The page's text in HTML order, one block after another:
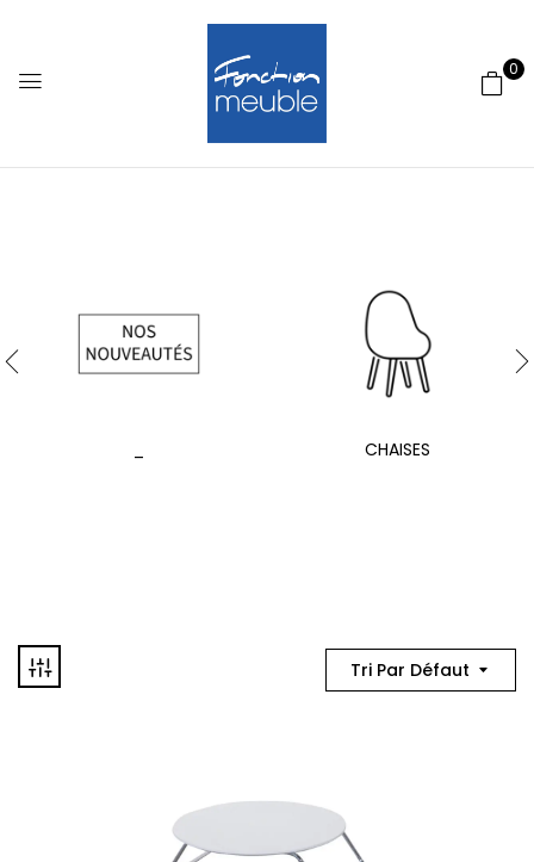
0
CHAISES
Tri Par Défaut